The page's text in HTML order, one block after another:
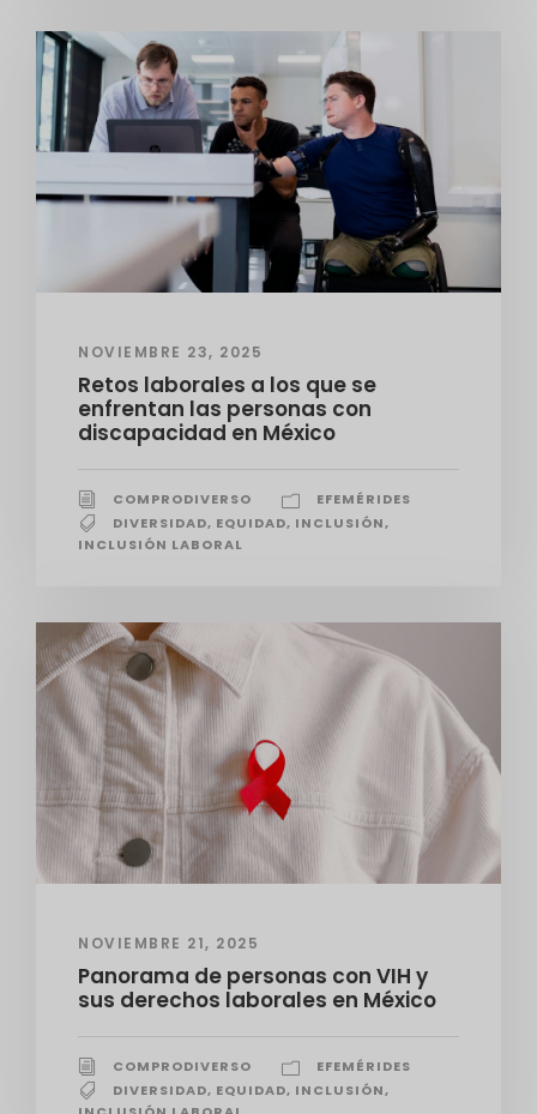
NOVIEMBRE 23, 2025
Retos laborales a los que se
enfrentan las personas con
discapacidad en México
COMPRODIVERSO
EFEMÉRIDES
DIVERSIDAD, EQUIDAD, INCLUSIÓN,
INCLUSIÓN LABORAL
NOVIEMBRE 21, 2025
Panorama de personas con VIH y
sus derechos laborales en México
COMPRODIVERSO
EFEMÉRIDES
DIVERSIDAD, EQUIDAD, INCLUSIÓN,